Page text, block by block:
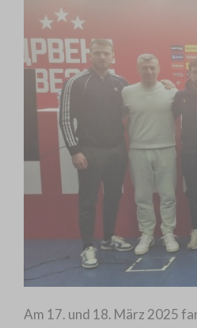
Am 17. und 18. März 2025